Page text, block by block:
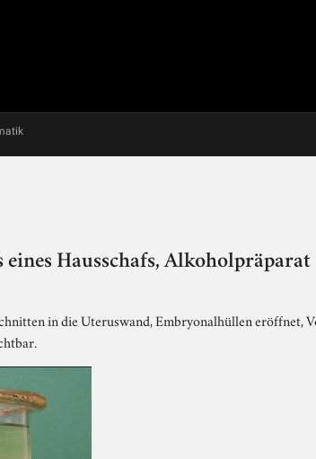
Hausschafs, Alkoholpräparat
in die Uteruswand, Embryonalhüllen eröffnet,